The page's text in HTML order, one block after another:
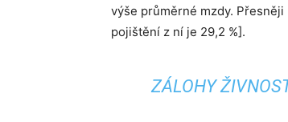
výše průměrné mzdy.
pojištění z ní je 29,2 %].
ZÁLOHY